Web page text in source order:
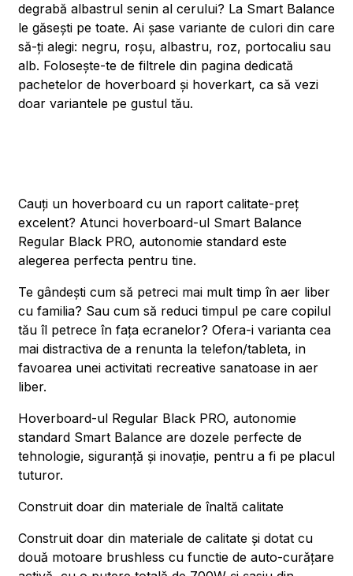
degrabă albastrul senin al cerului? La Smart Balance
le găsești pe toate. Ai șase variante de culori din care
să-ți alegi: negru, roșu, albastru, roz, portocaliu sau
alb. Folosește-te de filtrele din pagina dedicată
pachetelor de hoverboard și hoverkart, ca să vezi
doar variantele pe gustul tău.
Cauți un hoverboard cu un raport calitate-preț
excelent? Atunci hoverboard-ul Smart Balance
Regular Black PRO, autonomie standard este
alegerea perfecta pentru tine.
Te gândești cum să petreci mai mult timp în aer liber
cu familia? Sau cum să reduci timpul pe care copilul
tău îl petrece în fața ecranelor? Ofera-i varianta cea
mai distractiva de a renunta la telefon/tableta, in
favoarea unei activitati recreative sanatoase in aer
liber.
Hoverboard-ul Regular Black PRO, autonomie
standard Smart Balance are dozele perfecte de
tehnologie, siguranță și inovație, pentru a fi pe placul
tuturor.
Construit doar din materiale de înaltă calitate
Construit doar din materiale de calitate și dotat cu
două motoare brushless cu functie de auto-curățare